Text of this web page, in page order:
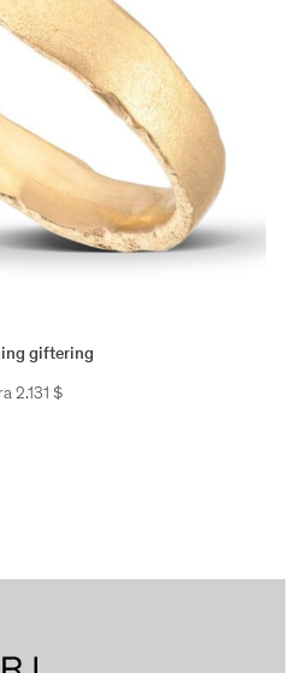
giftering
2.131 $